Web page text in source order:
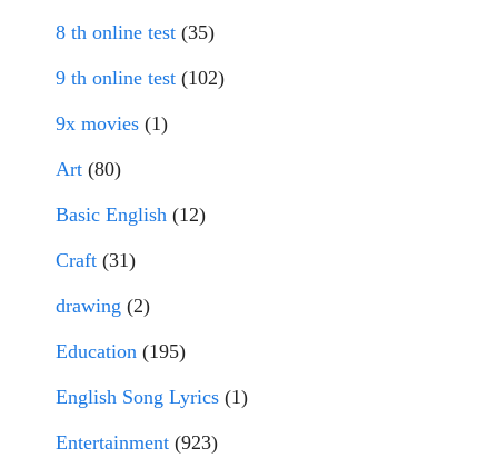
8 th online test (35)
9 th online test (102)
9x movies (1)
Art (80)
Basic English (12)
Craft (31)
drawing (2)
Education (195)
English Song Lyrics (1)
Entertainment (923)